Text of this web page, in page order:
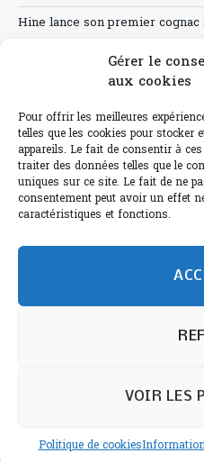
Gérer le
aux cookies
Pour offrir les meilleures
telles que les cookies pour
appareils. Le fait de consentir à
traiter des données telles que le
uniques sur ce site. Le fait de ne
consentement peut avoir un effet
caractéristiques et fonctions.
VOIR LES
Politique de cookies
Hine lance son premier cognac
Canicule : A quand le CHR à «
Sélection de rosés 2026
L'abus d'alcool est
humain et 0% IA de Paris
Informations